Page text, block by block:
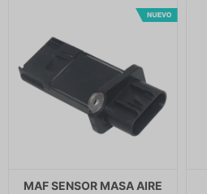
MAF SENSOR MASA AIRE